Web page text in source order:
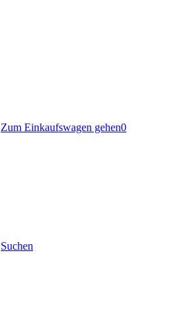
Zum Einkaufswagen gehen0
Suchen